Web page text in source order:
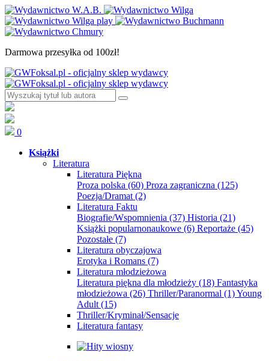
Darmowa przesyłka od 100zł!
0
Książki
Literatura
Literatura Piękna
Proza polska (60) Proza zagraniczna (125)
Poezja/Dramat (2)
Literatura Faktu
Biografie/Wspomnienia (37) Historia (21)
Książki popularnonaukowe (6) Reportaże (45)
Pozostałe (7)
Literatura obyczajowa
Erotyka i Romans (7)
Literatura młodzieżowa
Literatura piękna dla młodzieży (18) Fantastyka
młodzieżowa (26) Thriller/Paranormal (1)Young
Adult (15)
Thriller/Kryminał/Sensacje
Literatura fantasy